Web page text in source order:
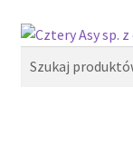
Przejdź
nawigacji
Przejdź
Szukaj